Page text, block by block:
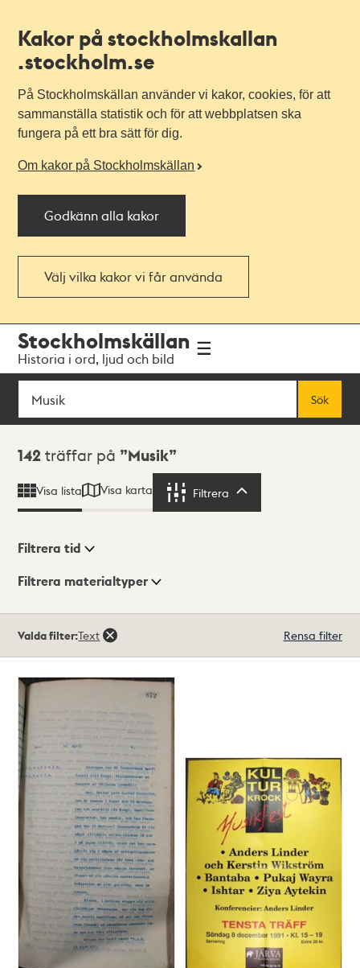
Kakor på stockholmskallan
.stockholm.se
På Stockholmskällan använder vi kakor, cookies, för att
sammanställa statistik och för att webbplatsen ska
fungera på ett bra sätt för dig.
Om kakor på Stockholmskällan
Godkänn alla kakor
Välj vilka kakor vi får använda
navigationen
huvudinnehållet
Stockholmskällan
Historia i ord, ljud och bild
Sök
Sök
Sökresultat
142 träffar på Musik
Visa lista Visa karta Filtrera
Visningsläge
Filtrera tid
Filtrera materialtyper
142träffar
Valda filter:Text Rensa filter